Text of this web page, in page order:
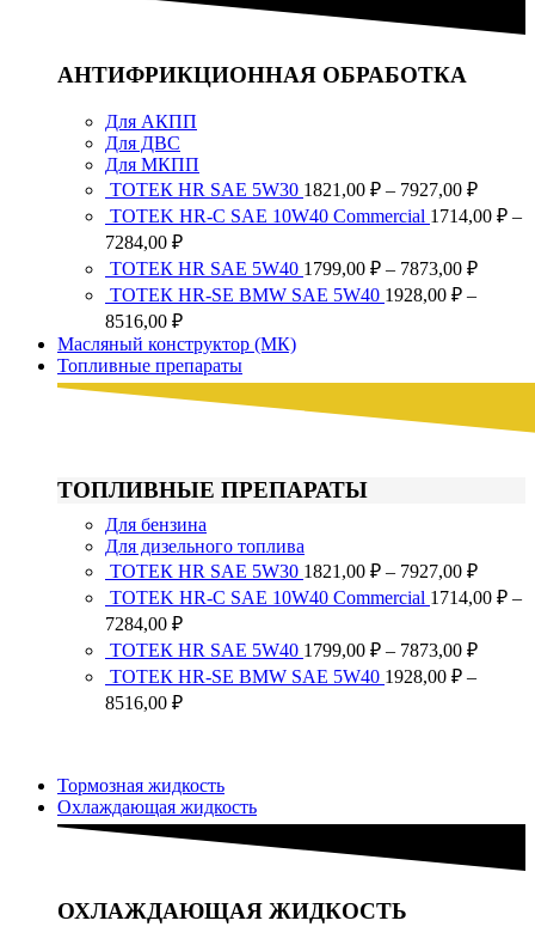
АНТИФРИКЦИОННАЯ ОБРАБОТКА
Для АКПП
Для ДВС
Для МКПП
ТОТЕК HR SAE 5W30 1821,00 ₽ – 7927,00 ₽
цен:
TOTEK HR-C SAE 10W40 Commercial 1714,00 ₽ –
7284,00 ₽Диапазон
цен:
1714,00 ₽
–
ТОТЕК HR SAE 5W40 1799,00 ₽ – 7873,00 ₽
ТОТЕК HR-SE BMW SAE 5W40 1928,00 ₽ –
8516,00 ₽Диапазон
цен:
1928,00 ₽
–
8516,00 ₽
Масляный конструктор (МК)
Топливные препараты
ТОПЛИВНЫЕ ПРЕПАРАТЫ
Для бензина
Для дизельного топлива
ТОТЕК HR SAE 5W30 1821,00 ₽ – 7927,00 ₽
цен:
TOTEK HR-C SAE 10W40 Commercial 1714,00 ₽ –
7284,00 ₽Диапазон
цен:
1714,00 ₽
–
ТОТЕК HR SAE 5W40 1799,00 ₽ – 7873,00 ₽
ТОТЕК HR-SE BMW SAE 5W40 1928,00 ₽ –
8516,00 ₽Диапазон
8516,00 ₽
Тормозная жидкость
Охлаждающая жидкость
ОХЛАЖДАЮЩАЯ ЖИДКОСТЬ